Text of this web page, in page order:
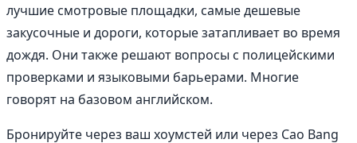
лучшие смотровые площадки, самые дешевые
закусочные и дороги, которые затапливает во время
дождя. Они также решают вопросы с полицейскими
проверками и языковыми барьерами. Многие
говорят на базовом английском.
Бронируйте через ваш хоумстей или через Cao Bang